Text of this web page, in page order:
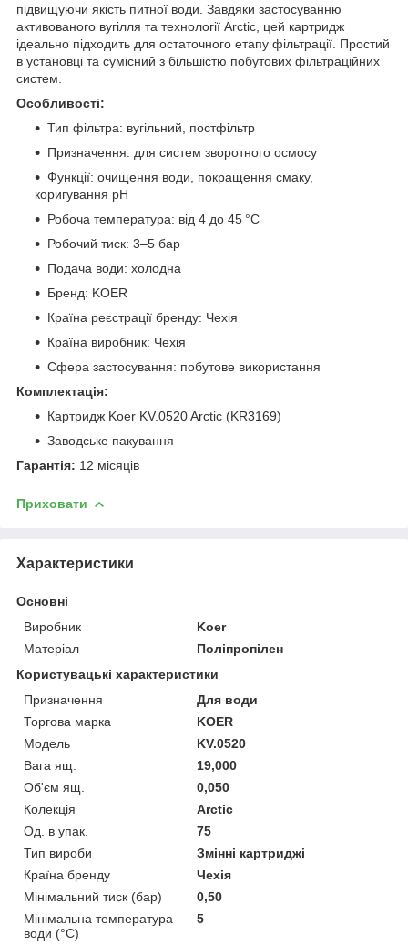
підвищуючи якість питної води. Завдяки застосуванню
активованого вугілля та технології Arctic, цей картридж
ідеально підходить для остаточного етапу фільтрації. Простий
в установці та сумісний з більшістю побутових фільтраційних
систем.
Особливості:
Тип фільтра: вугільний, постфільтр
Призначення: для систем зворотного осмосу
Функції: очищення води, покращення смаку,
коригування pH
Робоча температура: від 4 до 45 °C
Робочий тиск: 3–5 бар
Подача води: холодна
Бренд: KOER
Країна реєстрації бренду: Чехія
Країна виробник: Чехія
Сфера застосування: побутове використання
Комплектація:
Картридж Koer KV.0520 Arctic (KR3169)
Заводське пакування
Гарантія: 12 місяців
Приховати
Характеристики
Основні
Виробник
Koer
Матеріал
Поліпропілен
Користувацькі характеристики
Призначення
Для води
Торгова марка
KOER
Мoдель
KV.0520
Вага ящ.
19,000
Об'єм ящ.
0,050
Колекція
Arctic
Од. в упак.
75
Тип вироби
Змінні картриджі
Країна бренду
Чехія
Мінімальний тиск (бар)
0,50
Мінімальна температура
води (°C)
5